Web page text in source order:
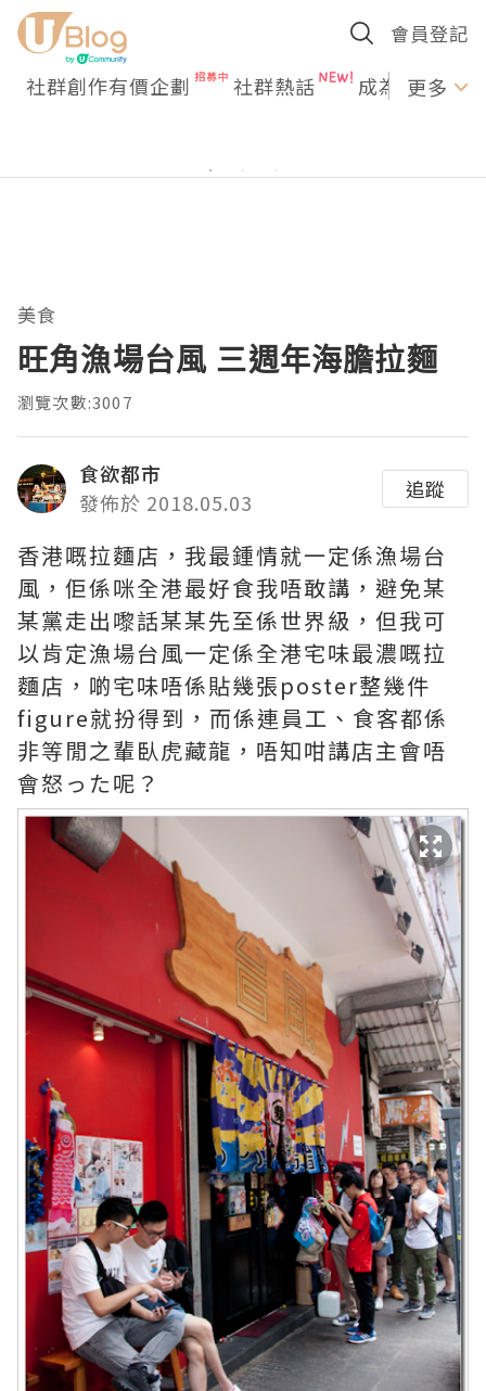
會員登記
社群創作有價企劃 社群熱話 成為U更多
美食
旺角漁場台風 三週年海膽拉麵
瀏覽次數:3007
食欲都市
發佈於 2018.05.03
追蹤
香港嘅拉麵店，我最鍾情就一定係漁場台
風，佢係咪全港最好食我唔敢講，避免某
某黨走出嚟話某某先至係世界級，但我可
以肯定漁場台風一定係全港宅味最濃嘅拉
麵店，啲宅味唔係貼幾張poster整幾件
figure就扮得到，而係連員工、食客都係
非等閒之輩臥虎藏龍，唔知咁講店主會唔
會怒った呢？